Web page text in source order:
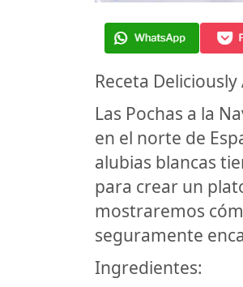
Receta
Las Pochas a la
en el norte de
alubias blancas
para crear un
mostraremos
seguramente
Ingredientes: